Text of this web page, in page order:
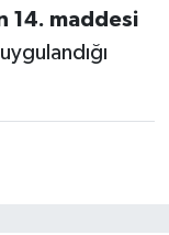
14. maddesi